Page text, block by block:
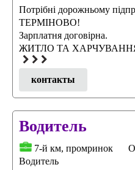
Потрібні дорожньому
ТЕРМІНОВО!
Зарплатня договірна.
ЖИТЛО ТА
контакты
Водитель
7-й км, промринок
Водитель